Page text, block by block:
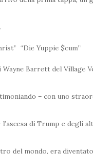
“Die Yuppie $cum”
Wayne Barrett del Village
– con uno
di Trump e degli
del mondo, era